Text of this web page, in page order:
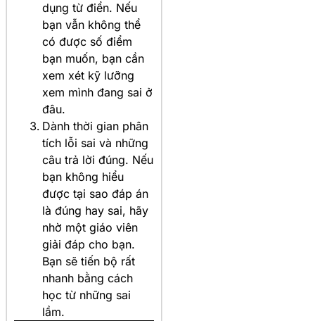
dụng từ điển. Nếu
bạn vẫn không thể
có được số điểm
bạn muốn, bạn cần
xem xét kỹ lưỡng
xem mình đang sai ở
đâu.
Dành thời gian phân
tích lỗi sai và những
câu trả lời đúng. Nếu
bạn không hiểu
được tại sao đáp án
là đúng hay sai, hãy
nhờ một giáo viên
giải đáp cho bạn.
Bạn sẽ tiến bộ rất
nhanh bằng cách
học từ những sai
lầm.